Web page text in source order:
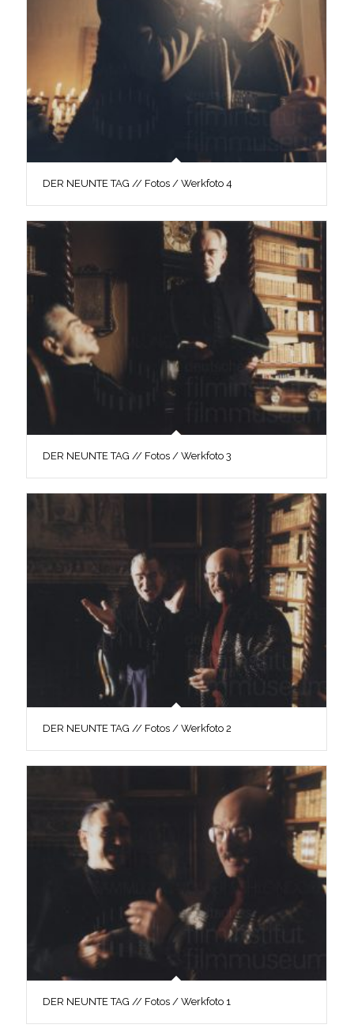
DER NEUNTE TAG // Fotos / Werkfoto 4
DER NEUNTE TAG // Fotos / Werkfoto 3
DER NEUNTE TAG // Fotos / Werkfoto 2
DER NEUNTE TAG // Fotos / Werkfoto 1